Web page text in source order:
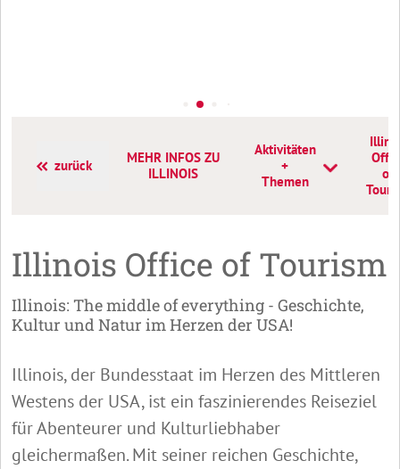
zurück
MEHR INFOS ZU
ILLINOIS
Aktivitäten
+
Themen
of
Illinois Office of Tourism
Illinois: The middle of everything - Geschichte,
Kultur und Natur im Herzen der USA!
Illinois, der Bundesstaat im Herzen des Mittleren
Westens der USA, ist ein faszinierendes Reiseziel
für Abenteurer und Kulturliebhaber
gleichermaßen. Mit seiner reichen Geschichte,